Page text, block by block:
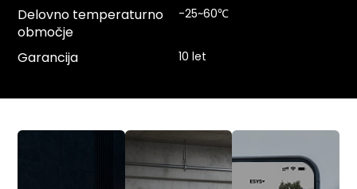
Delovno temperaturno
območje
-25~60℃
Garancija 10 let